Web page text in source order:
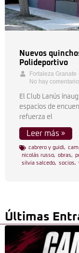
Nuevos
Polideportivo
Fortaleza Granate
No hay
El Club Lanús
espacios de
refuerza el
Leer más »
cabrero y guidi,
nicolás russo, obras,
silvia salcedo, socios,
Últimas